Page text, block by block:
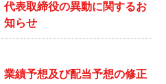
代表取締役の異動に関するお
知らせ
業績予想及び配当予想の修正